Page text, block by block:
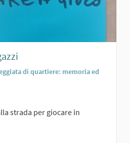
di quartiere: memoria ed
strada per giocare in